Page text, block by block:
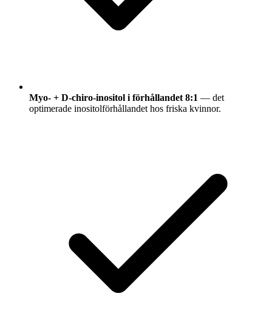
Myo- + D-chiro-inositol i förhållandet 8:1 — det
optimerade inositolförhållandet hos friska kvinnor.